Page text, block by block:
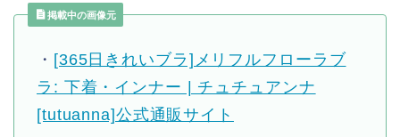
掲載中の画像元
・ [365日きれいブラ]メリフルフローラブ
ラ: 下着・インナー | チュチュアンナ
[tutuanna]公式通販サイト